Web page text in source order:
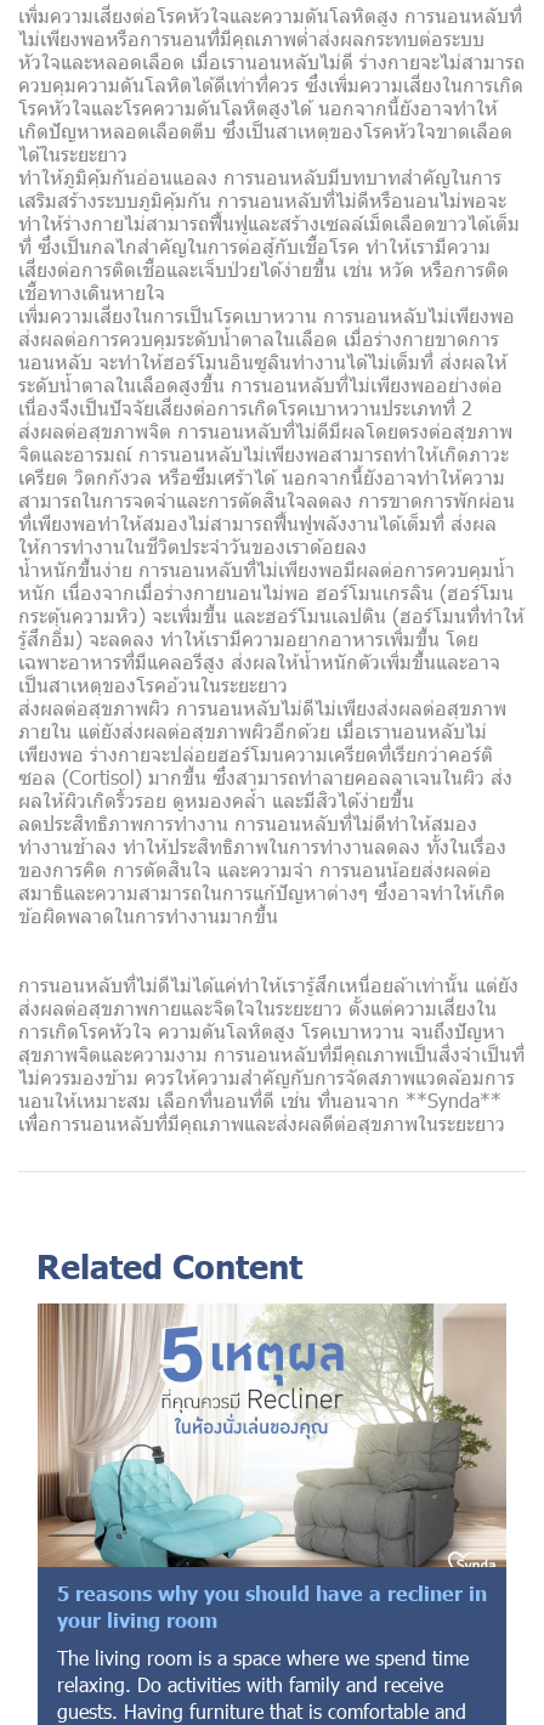
เพิ่มความเสี่ยงต่อโรคหัวใจและความดันโลหิตสูง การนอนหลับที่
ไม่เพียงพอหรือการนอนที่มีคุณภาพต่ำส่งผลกระทบต่อระบบ
หัวใจและหลอดเลือด เมื่อเรานอนหลับไม่ดี ร่างกายจะไม่สามารถ
ควบคุมความดันโลหิตได้ดีเท่าที่ควร ซึ่งเพิ่มความเสี่ยงในการเกิด
โรคหัวใจและโรคความดันโลหิตสูงได้ นอกจากนี้ยังอาจทำให้
เกิดปัญหาหลอดเลือดตีบ ซึ่งเป็นสาเหตุของโรคหัวใจขาดเลือด
ได้ในระยะยาว
ทำให้ภูมิคุ้มกันอ่อนแอลง การนอนหลับมีบทบาทสำคัญในการ
เสริมสร้างระบบภูมิคุ้มกัน การนอนหลับที่ไม่ดีหรือนอนไม่พอจะ
ทำให้ร่างกายไม่สามารถฟื้นฟูและสร้างเซลล์เม็ดเลือดขาวได้เต็ม
ที่ ซึ่งเป็นกลไกสำคัญในการต่อสู้กับเชื้อโรค ทำให้เรามีความ
เสี่ยงต่อการติดเชื้อและเจ็บป่วยได้ง่ายขึ้น เช่น หวัด หรือการติด
เชื้อทางเดินหายใจ
เพิ่มความเสี่ยงในการเป็นโรคเบาหวาน การนอนหลับไม่เพียงพอ
ส่งผลต่อการควบคุมระดับน้ำตาลในเลือด เมื่อร่างกายขาดการ
นอนหลับ จะทำให้ฮอร์โมนอินซูลินทำงานได้ไม่เต็มที่ ส่งผลให้
ระดับน้ำตาลในเลือดสูงขึ้น การนอนหลับที่ไม่เพียงพออย่างต่อ
เนื่องจึงเป็นปัจจัยเสี่ยงต่อการเกิดโรคเบาหวานประเภทที่ 2
ส่งผลต่อสุขภาพจิต การนอนหลับที่ไม่ดีมีผลโดยตรงต่อสุขภาพ
จิตและอารมณ์ การนอนหลับไม่เพียงพอสามารถทำให้เกิดภาวะ
เครียด วิตกกังวล หรือซึมเศร้าได้ นอกจากนี้ยังอาจทำให้ความ
สามารถในการจดจำและการตัดสินใจลดลง การขาดการพักผ่อน
ที่เพียงพอทำให้สมองไม่สามารถฟื้นฟูพลังงานได้เต็มที่ ส่งผล
ให้การทำงานในชีวิตประจำวันของเราด้อยลง
น้ำหนักขึ้นง่าย การนอนหลับที่ไม่เพียงพอมีผลต่อการควบคุมน้ำ
หนัก เนื่องจากเมื่อร่างกายนอนไม่พอ ฮอร์โมนเกรลิน (ฮอร์โมน
กระตุ้นความหิว) จะเพิ่มขึ้น และฮอร์โมนเลปติน (ฮอร์โมนที่ทำให้
รู้สึกอิ่ม) จะลดลง ทำให้เรามีความอยากอาหารเพิ่มขึ้น โดย
เฉพาะอาหารที่มีแคลอรีสูง ส่งผลให้น้ำหนักตัวเพิ่มขึ้นและอาจ
เป็นสาเหตุของโรคอ้วนในระยะยาว
ส่งผลต่อสุขภาพผิว การนอนหลับไม่ดีไม่เพียงส่งผลต่อสุขภาพ
ภายใน แต่ยังส่งผลต่อสุขภาพผิวอีกด้วย เมื่อเรานอนหลับไม่
เพียงพอ ร่างกายจะปล่อยฮอร์โมนความเครียดที่เรียกว่าคอร์ติ
ซอล (Cortisol) มากขึ้น ซึ่งสามารถทำลายคอลลาเจนในผิว ส่ง
ผลให้ผิวเกิดริ้วรอย ดูหมองคล้ำ และมีสิวได้ง่ายขึ้น
ลดประสิทธิภาพการทำงาน การนอนหลับที่ไม่ดีทำให้สมอง
ทำงานช้าลง ทำให้ประสิทธิภาพในการทำงานลดลง ทั้งในเรื่อง
ของการคิด การตัดสินใจ และความจำ การนอนน้อยส่งผลต่อ
สมาธิและความสามารถในการแก้ปัญหาต่างๆ ซึ่งอาจทำให้เกิด
ข้อผิดพลาดในการทำงานมากขึ้น
การนอนหลับที่ไม่ดีไม่ได้แค่ทำให้เรารู้สึกเหนื่อยล้าเท่านั้น แต่ยัง
ส่งผลต่อสุขภาพกายและจิตใจในระยะยาว ตั้งแต่ความเสี่ยงใน
การเกิดโรคหัวใจ ความดันโลหิตสูง โรคเบาหวาน จนถึงปัญหา
สุขภาพจิตและความงาม การนอนหลับที่มีคุณภาพเป็นสิ่งจำเป็นที่
ไม่ควรมองข้าม ควรให้ความสำคัญกับการจัดสภาพแวดล้อมการ
นอนให้เหมาะสม เลือกที่นอนที่ดี เช่น ที่นอนจาก **Synda**
เพื่อการนอนหลับที่มีคุณภาพและส่งผลดีต่อสุขภาพในระยะยาว
Related Content
5 reasons why you should have a recliner in
your living room
The living room is a space where we spend time
relaxing. Do activities with family and receive
guests. Having furniture that is comfortable and